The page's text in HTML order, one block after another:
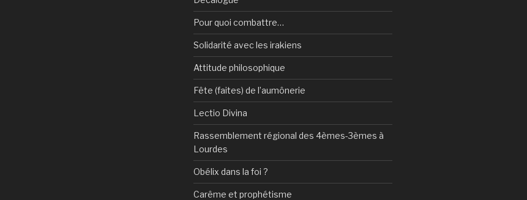
Pour quoi combattre…
Solidarité avec les irakiens
Attitude philosophique
Fête (faites) de l’aumônerie
Lectio Divina
Rassemblement régional des 4èmes-3èmes à
Lourdes
Obélix dans la foi ?
Carême et prophétisme